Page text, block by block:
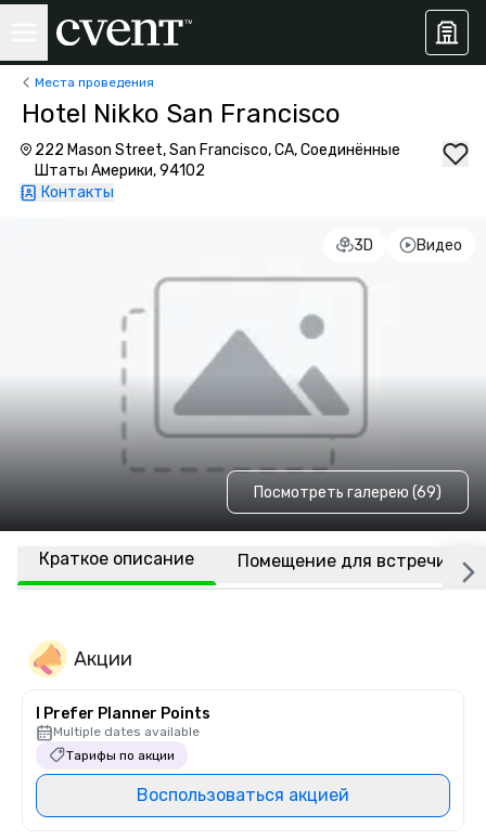
Места проведения
Hotel Nikko San Francisco
222 Mason Street, San Francisco, CA, Соединённые
Штаты Америки, 94102
Контакты
3D Видео
Посмотреть галерею (69)
Краткое описание Помещение для встречи
Акции
I Prefer Planner Points
Multiple dates available
Тарифы по акции
Воспользоваться акцией